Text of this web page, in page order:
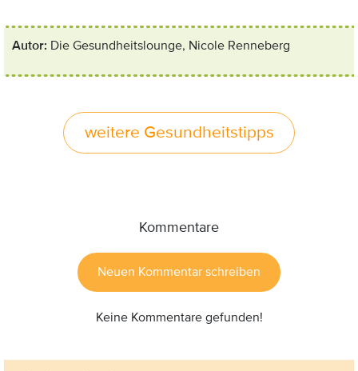
Autor: Die Gesundheitslounge, Nicole Renneberg
weitere Gesundheitstipps
Kommentare
Neuen Kommentar schreiben
Keine Kommentare gefunden!